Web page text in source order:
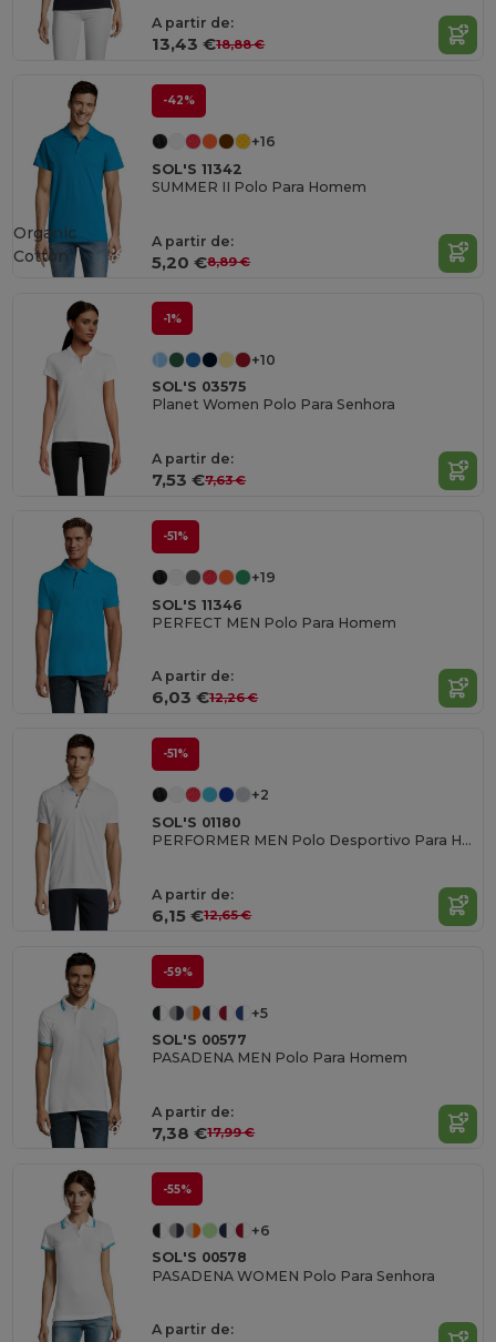
A partir de:
13,43 €18,88 €
-42%
+16
SOL'S 11342
SUMMER II Polo Para Homem
A partir de:
5,20 €8,89 €
Organic
Cotton
-1%
+10
SOL'S 03575
Planet Women Polo Para Senhora
A partir de:
7,53 €7,63 €
-51%
+19
SOL'S 11346
PERFECT MEN Polo Para Homem
A partir de:
6,03 €12,26 €
-51%
+2
SOL'S 01180
PERFORMER MEN Polo Desportivo Para Homem
A partir de:
6,15 €12,65 €
-59%
+5
SOL'S 00577
PASADENA MEN Polo Para Homem
A partir de:
7,38 €17,99 €
-55%
+6
SOL'S 00578
PASADENA WOMEN Polo Para Senhora
A partir de: